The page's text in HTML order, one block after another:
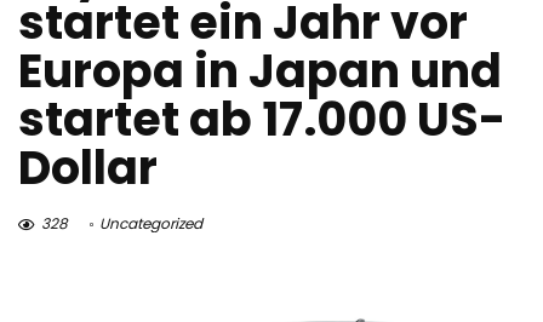
startet ein Jahr vor
Europa in Japan und
startet ab 17.000 US-
Dollar
328 Uncategorized